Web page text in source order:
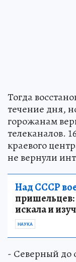
Тогда
течение дня,
горожанам
телеканалов.
краевого
не вернули
Над СССР
пришельцев:
искала и
НАУКА
- Северный до